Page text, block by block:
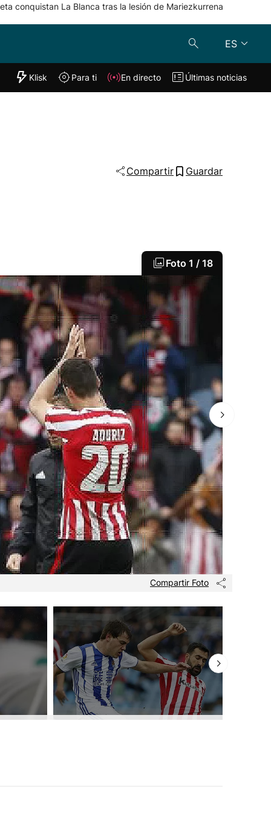
conquistan La Blanca tras la lesión de Mariezkurrena
ES
"Helmuga"
Klisk En directo
Klisk Para ti En directo Últimas noticias
Compartir Guardar
Foto 1 / 18
Compartir Foto